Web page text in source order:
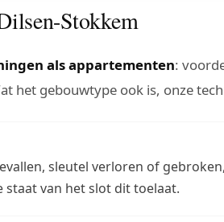
Stokkem
als appartementen:
het gebouwtype ook is, onze
sleutel verloren of
van het slot dit toelaat.